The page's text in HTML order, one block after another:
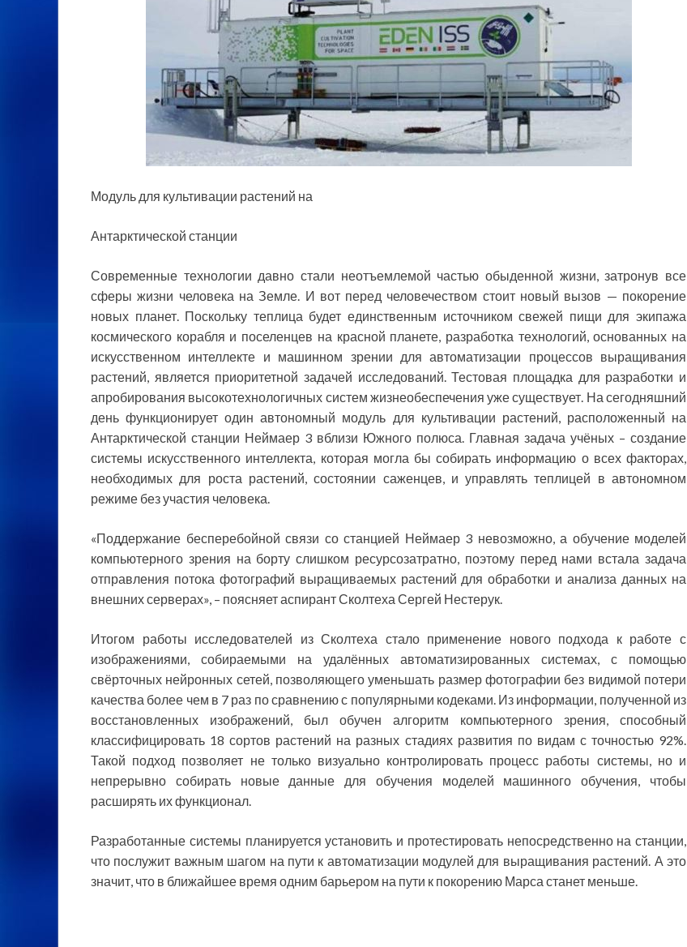
Модуль для культивации растений на
Антарктической станции
Современные технологии давно стали неотъемлемой частью обыденной жизни, затронув все
сферы жизни человека на Земле. И вот перед человечеством стоит новый вызов — покорение
новых планет. Поскольку теплица будет единственным источником свежей пищи для экипажа
космического корабля и поселенцев на красной планете, разработка технологий, основанных на
искусственном интеллекте и машинном зрении для автоматизации процессов выращивания
растений, является приоритетной задачей исследований. Тестовая площадка для разработки и
апробирования высокотехнологичных систем жизнеобеспечения уже существует. На сегодняшний
день функционирует один автономный модуль для культивации растений, расположенный на
Антарктической станции Неймаер 3 вблизи Южного полюса. Главная задача учёных – создание
системы искусственного интеллекта, которая могла бы собирать информацию о всех факторах,
необходимых для роста растений, состоянии саженцев, и управлять теплицей в автономном
режиме без участия человека.
«Поддержание бесперебойной связи со станцией Неймаер 3 невозможно, а обучение моделей
компьютерного зрения на борту слишком ресурсозатратно, поэтому перед нами встала задача
отправления потока фотографий выращиваемых растений для обработки и анализа данных на
внешних серверах», – поясняет аспирант Сколтеха Сергей Нестерук.
Итогом работы исследователей из Сколтеха стало применение нового подхода к работе с
изображениями, собираемыми на удалённых автоматизированных системах, с помощью
свёрточных нейронных сетей, позволяющего уменьшать размер фотографии без видимой потери
качества более чем в 7 раз по сравнению с популярными кодеками. Из информации, полученной из
восстановленных изображений, был обучен алгоритм компьютерного зрения, способный
классифицировать 18 сортов растений на разных стадиях развития по видам с точностью 92%.
Такой подход позволяет не только визуально контролировать процесс работы системы, но и
непрерывно собирать новые данные для обучения моделей машинного обучения, чтобы
расширять их функционал.
Разработанные системы планируется установить и протестировать непосредственно на станции,
что послужит важным шагом на пути к автоматизации модулей для выращивания растений. А это
значит, что в ближайшее время одним барьером на пути к покорению Марса станет меньше.